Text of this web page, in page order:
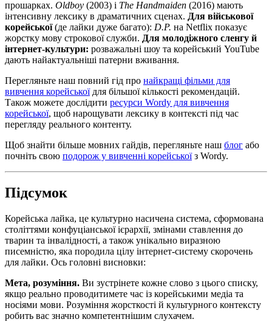
прошарках. Oldboy (2003) і The Handmaiden (2016) мають
інтенсивну лексику в драматичних сценах. Для військової
корейської(де лайки дуже багато): D.P. на Netflix показує
жорстку мову строкової служби. Для молодіжного сленгу й
інтернет-культури: розважальні шоу та корейський YouTube
дають найактуальніші патерни вживання.
Перегляньте наш повний гід про найкращі фільми для
вивчення корейськоїдля більшої кількості рекомендацій.
Також можете дослідити ресурси Wordy для вивчення
корейської, щоб нарощувати лексику в контексті під час
перегляду реального контенту.
Щоб знайти більше мовних гайдів, перегляньте наш блог або
почніть свою подорож у вивченні корейськоїз Wordy.
Підсумок
Корейська лайка, це культурно насичена система, сформована
століттями конфуціанської ієрархії, змінами ставлення до
тварин та інвалідності, а також унікально виразною
писемністю, яка породила цілу інтернет-систему скорочень
для лайки. Ось головні висновки:
Мета, розуміння. Ви зустрінете кожне слово з цього списку,
якщо реально проводитимете час із корейськими медіа та
носіями мови. Розуміння жорсткості й культурного контексту
робить вас значно компетентнішим слухачем.